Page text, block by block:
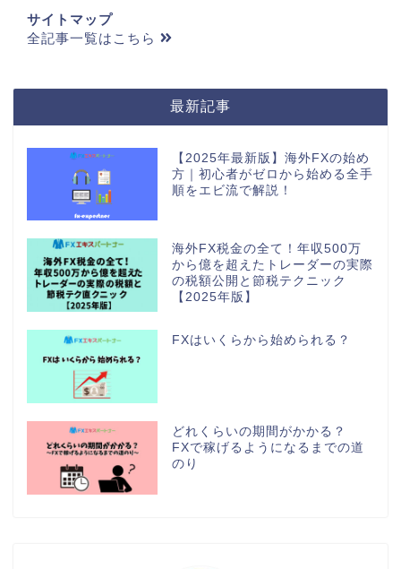
サイトマップ
全記事一覧はこちら
最新記事
【2025年最新版】海外FXの始め
方｜初心者がゼロから始める全手
順をエビ流で解説！
海外FX税金の全て！年収500万
から億を超えたトレーダーの実際
の税額公開と節税テクニック
【2025年版】
FXはいくらから始められる？
どれくらいの期間がかかる？
FXで稼げるようになるまでの道
のり